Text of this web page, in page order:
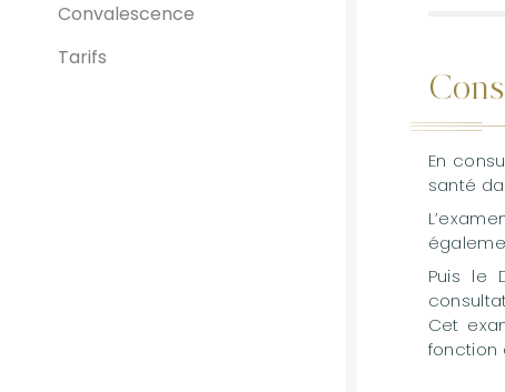
Convalescence
Tarifs
En
santé
Puis le
Cet
fonction